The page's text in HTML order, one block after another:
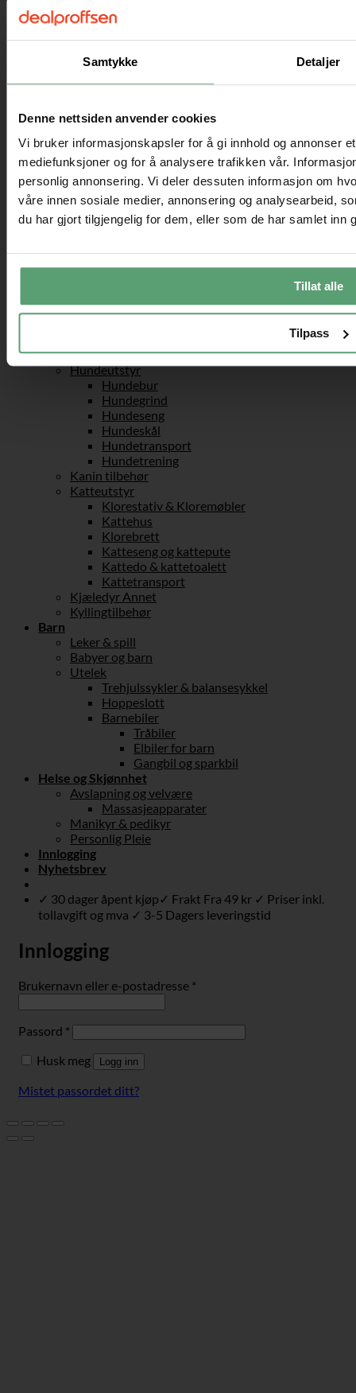
Samtykke Detaljer
Denne nettsiden anvender cookies
Vi bruker informasjonskapsler for å gi innhold og annonser
mediefunksjoner og for å analysere trafikken vår.
personlig annonsering. Vi deler dessuten informasjon om
våre innen sosiale medier, annonsering og analysearbeid,
du har gjort tilgjengelig for dem, eller som de har samlet inn
Tillat alle
Tilpass
Skuffeseksjoner til kontoret
Bærbar stativ og ståbord
Sport og fritid
Friluftsliv
Sandkasser
Husker
Taustiger & Klatrenett
Fjell & camping
Håndverk & maling
Sykkelhenger
Treningsutstyr
Strand & basseng
Kjæledyr
Hundeutstyr
Hundebur
Hundegrind
Hundeseng
Hundeskål
Hundetransport
Hundetrening
Kanin tilbehør
Katteutstyr
Klorestativ & Kloremøbler
Kattehus
Klorebrett
Katteseng og kattepute
Kattedo & kattetoalett
Kattetransport
Kjæledyr Annet
Kyllingtilbehør
Barn
Leker & spill
Babyer og barn
Utelek
Trehjulssykler & balansesykkel
Hoppeslott
Barnebiler
Tråbiler
Elbiler for barn
Gangbil og sparkbil
Helse og Skjønnhet
Avslapning og velvære
Massasjeapparater
Manikyr & pedikyr
Personlig Pleie
Innlogging
Nyhetsbrev
✓ 30 dager åpent kjøp✓ Frakt Fra 49 kr ✓ Priser inkl.
tollavgift og mva ✓ 3-5 Dagers leveringstid
Innlogging
Brukernavn eller e-postadresse *
Passord * Påkrevd
Husk meg
Logg inn
Mistet passordet ditt?